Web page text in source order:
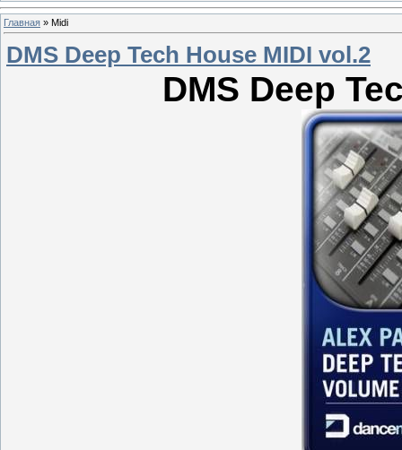
Главная » Midi
DMS Deep Tech House MIDI vol.2
DMS Deep